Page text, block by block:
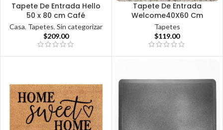
Tapete De Entrada Hello
50 x 80 cm Café
Casa, Tapetes, Sin categorizar
$209.00
Tapete De Entrada
Welcome40X60 Cm
Tapetes
$119.00